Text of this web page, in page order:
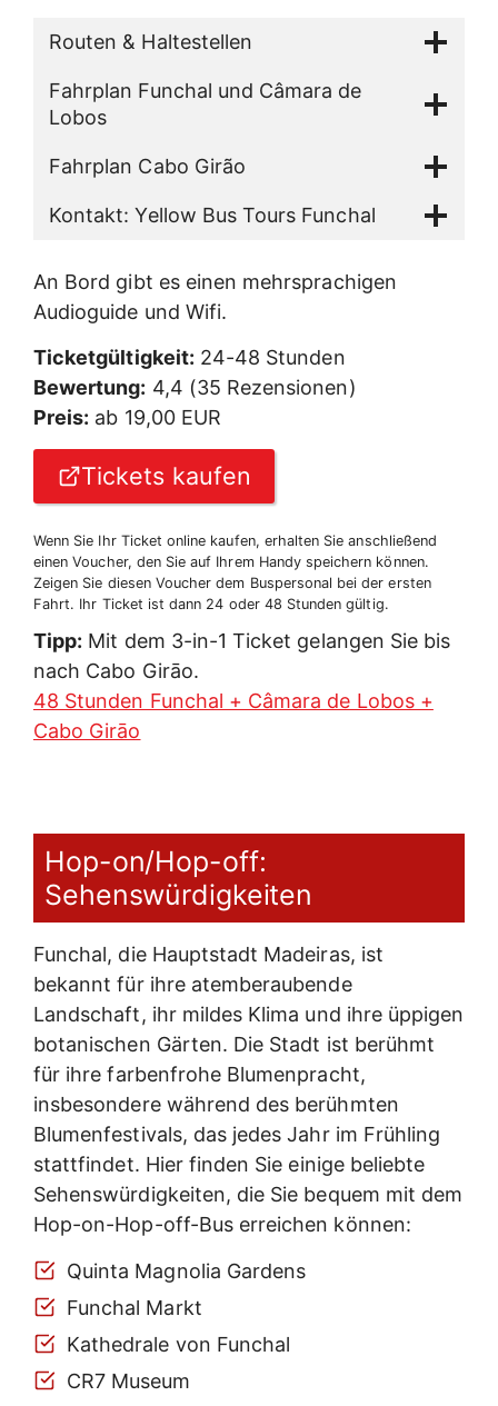
Routen & Haltestellen
Fahrplan Funchal und Câmara de
Lobos
Fahrplan Cabo Girão
Kontakt: Yellow Bus Tours Funchal
An Bord gibt es einen mehrsprachigen
Audioguide und Wifi.
Ticketgültigkeit: 24-48 Stunden
Bewertung: 4,4 (35 Rezensionen)
Preis: ab 19,00 EUR
Tickets kaufen
Wenn Sie Ihr Ticket online kaufen, erhalten Sie anschließend
einen Voucher, den Sie auf Ihrem Handy speichern können.
Zeigen Sie diesen Voucher dem Buspersonal bei der ersten
Fahrt. Ihr Ticket ist dann 24 oder 48 Stunden gültig.
Tipp: Mit dem 3-in-1 Ticket gelangen Sie bis
nach Cabo Girāo.
48 Stunden Funchal + Câmara de Lobos +
Cabo Girāo
Hop-on/Hop-off:
Sehenswürdigkeiten
Funchal, die Hauptstadt Madeiras, ist
bekannt für ihre atemberaubende
Landschaft, ihr mildes Klima und ihre üppigen
botanischen Gärten. Die Stadt ist berühmt
für ihre farbenfrohe Blumenpracht,
insbesondere während des berühmten
Blumenfestivals, das jedes Jahr im Frühling
stattfindet. Hier finden Sie einige beliebte
Sehenswürdigkeiten, die Sie bequem mit dem
Hop-on-Hop-off-Bus erreichen können:
Quinta Magnolia Gardens
Funchal Markt
Kathedrale von Funchal
CR7 Museum